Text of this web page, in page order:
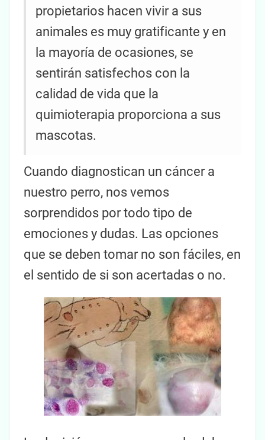
propietarios hacen vivir a sus
animales es muy gratificante y en
la mayoría de ocasiones, se
sentirán satisfechos con la
calidad de vida que la
quimioterapia proporciona a sus
mascotas.
Cuando diagnostican un cáncer a
nuestro perro, nos vemos
sorprendidos por todo tipo de
emociones y dudas. Las opciones
que se deben tomar no son fáciles, en
el sentido de si son acertadas o no.